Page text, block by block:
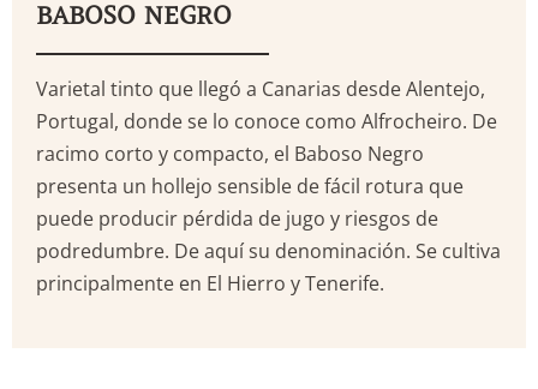
BABOSO NEGRO
Varietal tinto que llegó a Canarias desde Alentejo,
Portugal, donde se lo conoce como Alfrocheiro. De
racimo corto y compacto, el Baboso Negro
presenta un hollejo sensible de fácil rotura que
puede producir pérdida de jugo y riesgos de
podredumbre. De aquí su denominación. Se cultiva
principalmente en El Hierro y Tenerife.